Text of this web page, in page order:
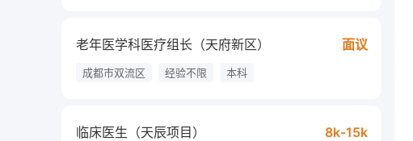
老年医学科医疗组长（天府新区） 面议
成都市双流区 经验不限 本科
临床医生（天辰项目） 8k-15k